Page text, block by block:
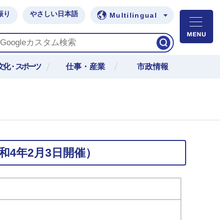
り やさしい日本語 Multilingual
化・スポーツ 仕事・産業 市政情報
4年2月3日開催）